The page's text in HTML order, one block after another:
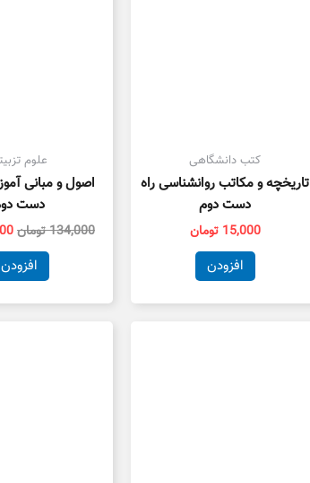
کتب دانشگاهی
تاریخچه و مکاتب روانشناسی راه
دست دوم
15,000 تومان
افزودن
علوم
اصول و مبانی
دست
134,000تومان
افزودن